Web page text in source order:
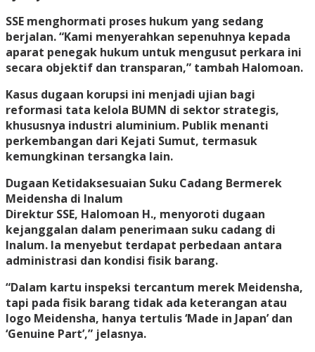
SSE menghormati proses hukum yang sedang
berjalan. “Kami menyerahkan sepenuhnya kepada
aparat penegak hukum untuk mengusut perkara ini
secara objektif dan transparan,” tambah Halomoan.
Kasus dugaan korupsi ini menjadi ujian bagi
reformasi tata kelola BUMN di sektor strategis,
khususnya industri aluminium. Publik menanti
perkembangan dari Kejati Sumut, termasuk
kemungkinan tersangka lain.
Dugaan Ketidaksesuaian Suku Cadang Bermerek
Meidensha di Inalum
Direktur SSE, Halomoan H., menyoroti dugaan
kejanggalan dalam penerimaan suku cadang di
Inalum. Ia menyebut terdapat perbedaan antara
administrasi dan kondisi fisik barang.
“Dalam kartu inspeksi tercantum merek Meidensha,
tapi pada fisik barang tidak ada keterangan atau
logo Meidensha, hanya tertulis ‘Made in Japan’ dan
‘Genuine Part’,” jelasnya.